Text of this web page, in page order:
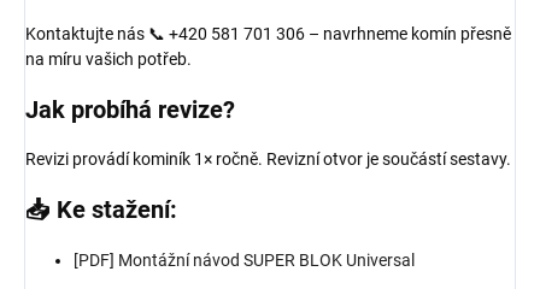
Kontaktujte nás 📞 +420 581 701 306 – navrhneme komín přesně
na míru vašich potřeb.
Jak probíhá revize?
Revizi provádí kominík 1× ročně. Revizní otvor je součástí sestavy.
📥 Ke stažení:
[PDF] Montážní návod SUPER BLOK Universal